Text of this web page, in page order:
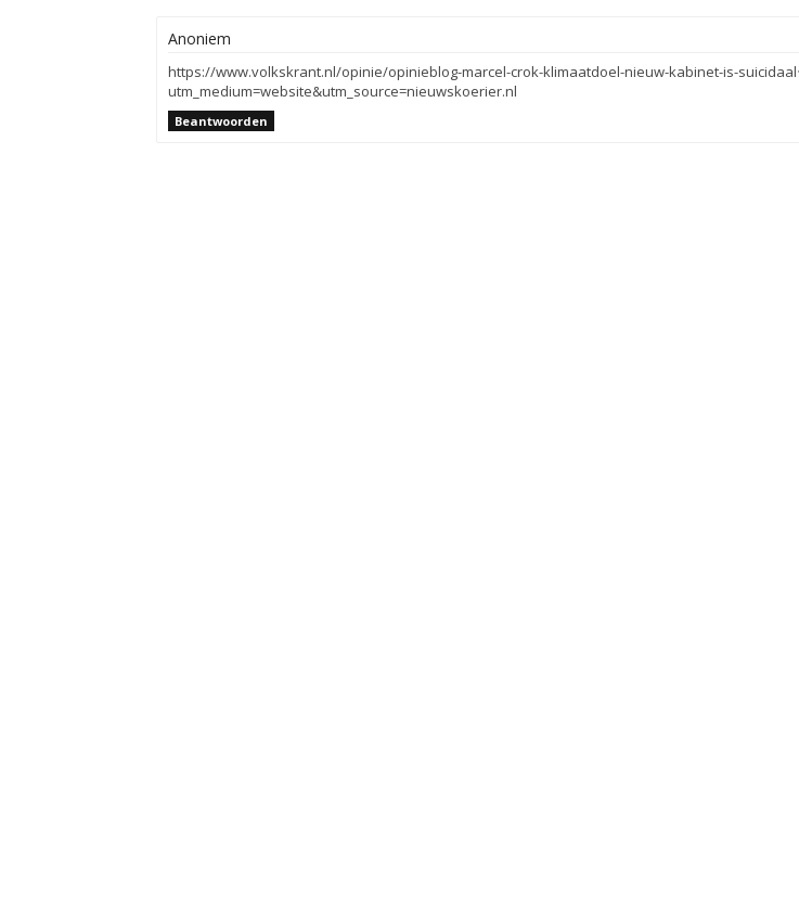
Anoniem
https://www.volkskrant.nl/opinie/opinieblog-marcel-crok-klimaatdoel-nieuw-kabinet-is-
utm_medium=website&utm_source=nieuwskoerier.nl
Beantwoorden